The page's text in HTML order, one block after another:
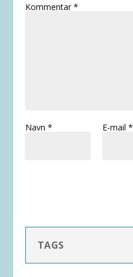
Kommentar*
Navn * E-mail *
TAGS